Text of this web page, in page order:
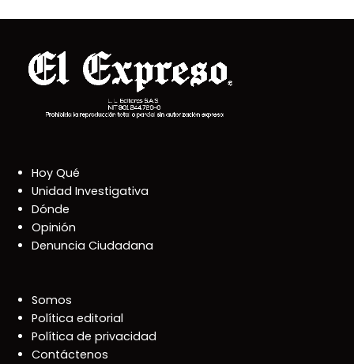
Hoy Qué
Unidad Investigativa
Dónde
Opinión
Denuncia Ciudadana
Somos
Política editorial
Política de privacidad
Contáctenos